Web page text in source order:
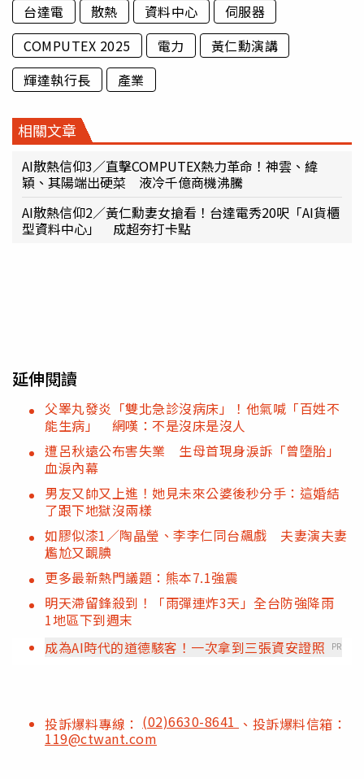
台達電
散熱 資料中心
伺服器
COMPUTEX 2025
電力
黃仁勳演講
輝達執行長
產業
相關文章
AI散熱信仰3／直擊COMPUTEX熱力革命！神雲、緯
穎、其陽端出硬菜 液冷千億商機沸騰
AI散熱信仰2／黃仁勳妻女搶看！台達電秀20呎「AI貨櫃
型資料中心」 成超夯打卡點
延伸閱讀
父睪丸發炎「雙北急診沒病床」！他氣喊「百姓不
能生病」 網嘆：不是沒床是沒人
遭呂秋遠公布害失業 生母首現身淚訴「曾墮胎」
血淚內幕
男友又帥又上進！她見未來公婆後秒分手：這婚結
了跟下地獄沒兩樣
如膠似漆1／陶晶瑩、李李仁同台飆戲 夫妻演夫妻
尷尬又靦腆
更多最新熱門議題：熊本7.1強震
明天滯留鋒殺到！「雨彈連炸3天」全台防強降雨
1地區下到週末
成為AI時代的道德駭客！一次拿到三張資安證照
PR
投訴爆料專線： (02)6630-8641 、投訴爆料信箱：
119@ctwant.com